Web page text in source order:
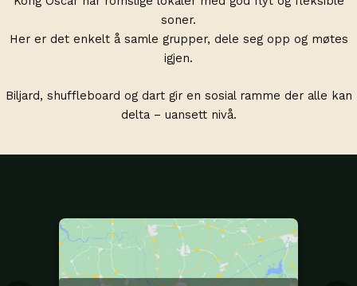
soner.
Her er det enkelt å samle grupper, dele seg opp og møtes
igjen.
Biljard, shuffleboard og dart gir en sosial ramme der alle kan
delta – uansett nivå.